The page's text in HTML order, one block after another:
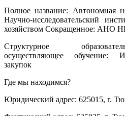
Полное название: Автономная
Научно-исследовательский
хозяйством Сокращенное: АНО
Структурное
осуществляющее обучение:
закупок
Где мы находимся?
Юридический адрес: 625015, г.